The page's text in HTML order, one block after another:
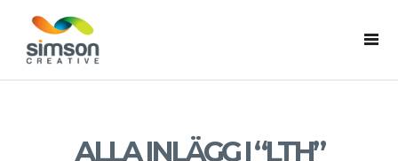
ALLA INLÄGG I “LTH”